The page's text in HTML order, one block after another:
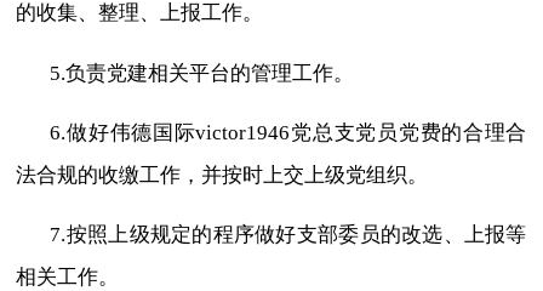
的收集、整理、上报工作。
5.负责党建相关平台的管理工作。
6.做好伟德国际victor1946党总支党员党费的合理合
法合规的收缴工作，并按时上交上级党组织。
7.按照上级规定的程序做好支部委员的改选、上报等
相关工作。